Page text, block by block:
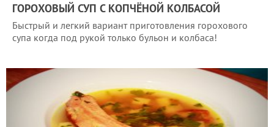
ГОРОХОВЫЙ СУП С КОПЧЁНОЙ КОЛБАСОЙ
Быстрый и легкий вариант приготовления горохового
супа когда под рукой только бульон и колбаса!